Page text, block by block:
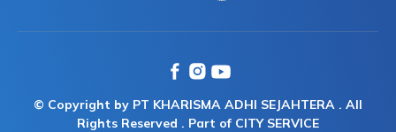
© Copyright by PT KHARISMA ADHI SEJAHTERA . All
Rights Reserved . Part of CITY SERVICE